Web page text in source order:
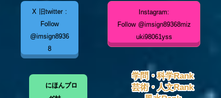
X 旧twitter :
Follow
@imsign8936
8
Instagram:
Follow @imsign89368miz
uki98061yss
にほんブロ
学問・科学Rank
芸術・人文Rank